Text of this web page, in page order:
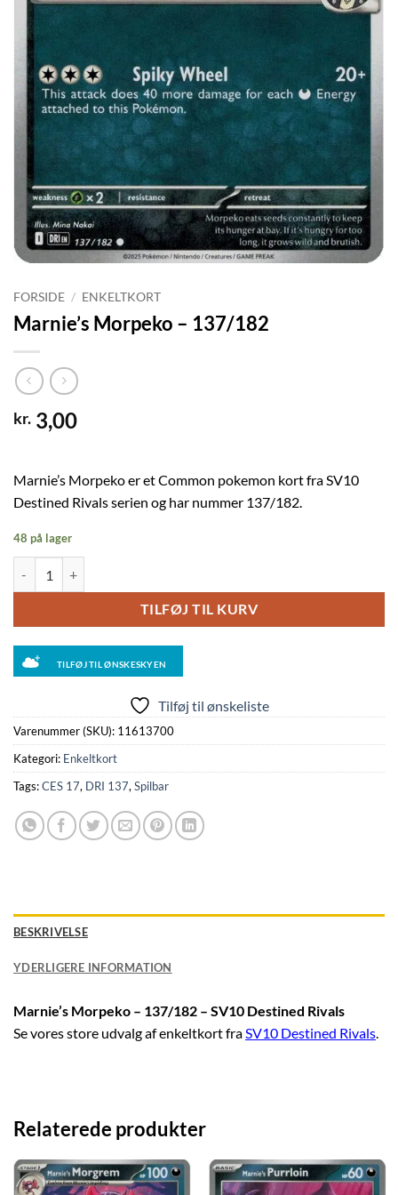
FORSIDE / ENKELTKORT
Marnie’s Morpeko – 137/182
kr. 3,00
Marnie’s Morpeko er et Common pokemon kort fra SV10
Destined Rivals serien og har nummer 137/182.
48 på lager
TILFØJ TIL KURV
TILFØJ TIL ØNSKESKYEN
Tilføj til ønskeliste
Varenummer (SKU): 11613700
Kategori: Enkeltkort
Tags:CES 17, DRI 137, Spilbar
BESKRIVELSE
YDERLIGERE INFORMATION
Marnie’s Morpeko – 137/182 – SV10 Destined Rivals
Se vores store udvalg af enkeltkort fraSV10 Destined Rivals.
Relaterede produkter